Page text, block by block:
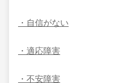
・自信がない
・適応障害
・不安障害